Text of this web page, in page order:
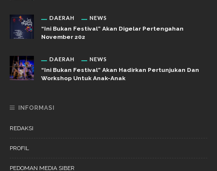
DAERAH NEWS
“Ini Bukan Festival” Akan Digelar Pertengahan
November 202
DAERAH NEWS
“Ini Bukan Festival” Akan Hadirkan Pertunjukan Dan
Workshop Untuk Anak-Anak
INFORMASI
REDAKSI
PROFIL
PEDOMAN MEDIA SIBER